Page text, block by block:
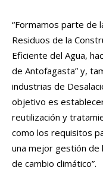
“Formamos parte de
Residuos de la
Eficiente del Agua,
de Antofagasta” y,
industrias de
objetivo es
reutilización y
como los requisitos
una mejor gestión de
de cambio climático”.